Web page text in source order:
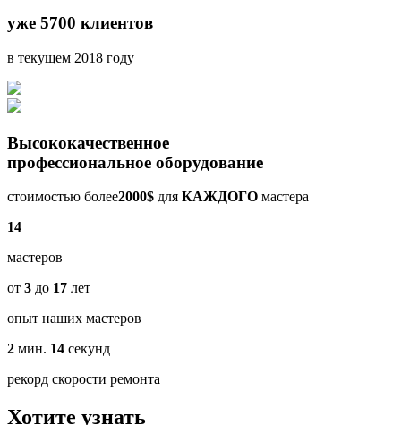
уже 5700 клиентов
в текущем 2018 году
Высококачественное
профессиональное оборудование
стоимостью более2000$ для КАЖДОГО мастера
14
мастеров
от 3 до 17 лет
опыт наших мастеров
2 мин. 14 секунд
рекорд скорости ремонта
Хотите узнать